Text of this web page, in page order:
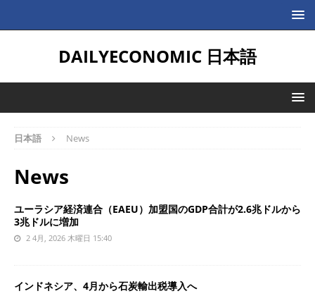
DAILYECONOMIC 日本語
日本語 News
News
ユーラシア経済連合（EAEU）加盟国のGDP合計が2.6兆ドルから
3兆ドルに増加
2 4月, 2026 木曜日 15:40
インドネシア、4月から石炭輸出税導入へ